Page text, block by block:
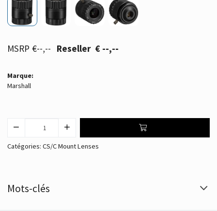
€--,-- € --,--
Marque:
Marshall
Catégories: CS/C Mount Lenses
Mots-clés